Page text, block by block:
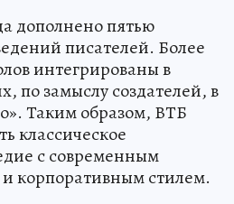
дополнено пятью
писателей. Более
интегрированы в
по замыслу создателей, в
Таким образом, ВТБ
классическое
с современным
корпоративным стилем.